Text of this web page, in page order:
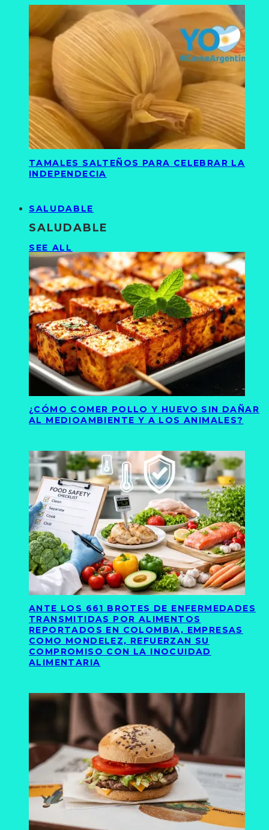
TAMALES SALTEÑOS PARA CELEBRAR LA
INDEPENDECIA
SALUDABLE
SALUDABLE
SEE ALL
¿CÓMO COMER POLLO Y HUEVO SIN DAÑAR
AL MEDIOAMBIENTE Y A LOS ANIMALES?
ANTE LOS 661 BROTES DE ENFERMEDADES
TRANSMITIDAS POR ALIMENTOS
REPORTADOS EN COLOMBIA, EMPRESAS
COMO MONDELEZ, REFUERZAN SU
COMPROMISO CON LA INOCUIDAD
ALIMENTARIA